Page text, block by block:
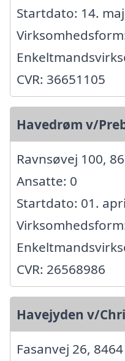
Startdato: 14.
CVR: 36651105
Havedrøm v/
Ravnsøvej 100,
Ansatte: 0
Startdato: 01.
CVR: 26568986
Havejyden v/
Fasanvej 26,